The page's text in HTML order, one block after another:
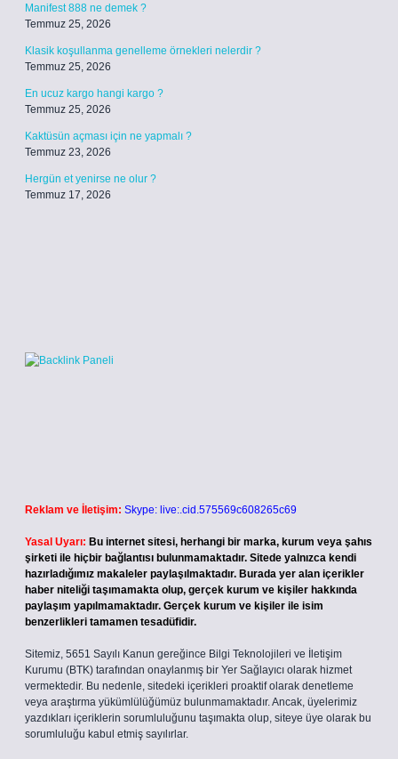
Manifest 888 ne demek ?
Temmuz 25, 2026
Klasik koşullanma genelleme örnekleri nelerdir ?
Temmuz 25, 2026
En ucuz kargo hangi kargo ?
Temmuz 25, 2026
Kaktüsün açması için ne yapmalı ?
Temmuz 23, 2026
Hergün et yenirse ne olur ?
Temmuz 17, 2026
Reklam ve İletişim: Skype: live:.cid.575569c608265c69
Yasal Uyarı: Bu internet sitesi, herhangi bir marka, kurum veya şahıs
şirketi ile hiçbir bağlantısı bulunmamaktadır. Sitede yalnızca kendi
hazırladığımız makaleler paylaşılmaktadır. Burada yer alan içerikler
haber niteliği taşımamakta olup, gerçek kurum ve kişiler hakkında
paylaşım yapılmamaktadır. Gerçek kurum ve kişiler ile isim
benzerlikleri tamamen tesadüfidir.
Sitemiz, 5651 Sayılı Kanun gereğince Bilgi Teknolojileri ve İletişim
Kurumu (BTK) tarafından onaylanmış bir Yer Sağlayıcı olarak hizmet
vermektedir. Bu nedenle, sitedeki içerikleri proaktif olarak denetleme
veya araştırma yükümlülüğümüz bulunmamaktadır. Ancak, üyelerimiz
yazdıkları içeriklerin sorumluluğunu taşımakta olup, siteye üye olarak bu
sorumluluğu kabul etmiş sayılırlar.